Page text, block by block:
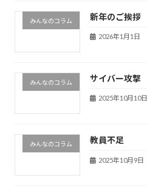
みんなのコラム 新年のご挨拶
2026年1月1日
みんなのコラム サイバー攻撃
2025年10月10日
みんなのコラム 教員不足
2025年10月9日